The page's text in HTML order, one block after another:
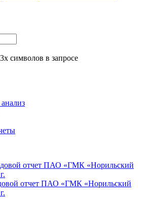
символов в запросе
отчет ПАО «ГМК «Норильский
отчет ПАО «ГМК «Норильский